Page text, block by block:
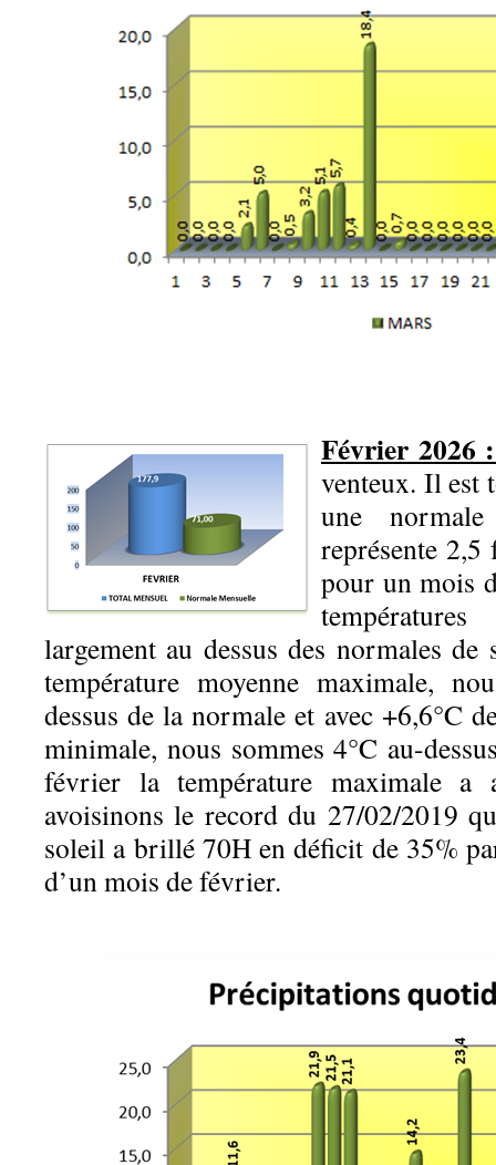
Février
venteux. Il est
une
représente
pour un mois
largement au dessus des normales de
température moyenne maximale,
dessus de la normale et avec +6,6°C
minimale, nous sommes 4°C au-
février la température maximale a
avoisinons le record du 27/02/2019
soleil a brillé 70H en déficit de 35%
d’un mois de février.